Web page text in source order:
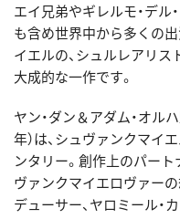
エイ兄弟やギレルモ・デル
も含め世界中から多くの
イエルの、シュルレアリ
大成的な一作です。
ヤン・ダン＆アダム・オル
年）は、シュヴァンクマイ
ンタリー。創作上のパー
ヴァンクマイエロヴァー
デューサー、ヤロミール・